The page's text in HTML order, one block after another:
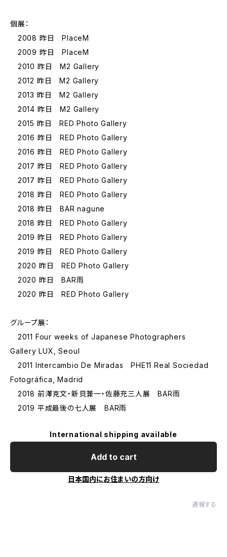
個展：
2008 昨日 PlaceM
2009 昨日 PlaceM
2010 昨日 M2 Gallery
2012 昨日 M2 Gallery
2013 昨日 M2 Gallery
2014 昨日 M2 Gallery
2015 昨日 RED Photo Gallery
2016 昨日 RED Photo Gallery
2016 昨日 RED Photo Gallery
2017 昨日 RED Photo Gallery
2017 昨日 RED Photo Gallery
2018 昨日 RED Photo Gallery
2018 昨日 BAR nagune
2018 昨日 RED Photo Gallery
2019 昨日 RED Photo Gallery
2019 昨日 RED Photo Gallery
2020 昨日 RED Photo Gallery
2020 昨日 BAR雨
2020 昨日 RED Photo Gallery
グループ展：
2011 Four weeks of Japanese Photographers
Gallery LUX, Seoul
2011 Intercambio De Miradas PHE11 Real Sociedad
Fotográfica, Madrid
2018 前澤克文・新貝兼一・佐藤充三人展 BAR雨
2019 平成最後の七人展 BAR雨
International shipping available
Add to cart
日本国内にお住まいの方向け
通報する